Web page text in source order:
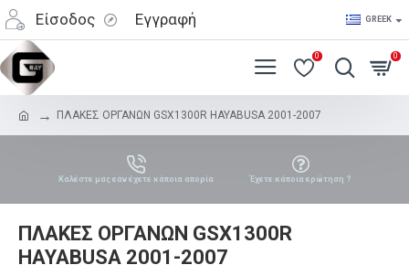
Είσοδος Εγγραφή GREEK
0 0
ΠΛΑΚΕΣ ΟΡΓΑΝΩΝ GSX1300R HAYABUSA 2001-2007
Καλέστε μας εάν έχετε κάποια απορία Έχετε κάποια ερώτηση ?
ΠΛΑΚΕΣ ΟΡΓΑΝΩΝ GSX1300R
HAYABUSA 2001-2007